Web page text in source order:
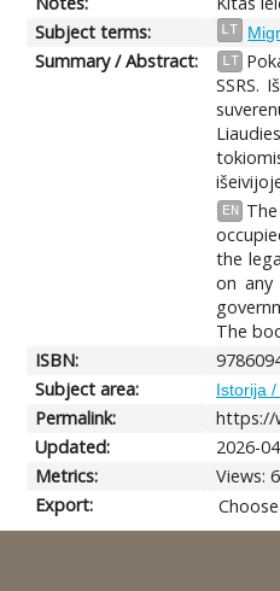
Subject terms:
LT
Summary / Abstract: LT
SSRS.
EN
the
on any
The
ISBN:
Subject area:
Istorija
Permalink:
https://
Updated:
2026-
Metrics:
Views:
Export: